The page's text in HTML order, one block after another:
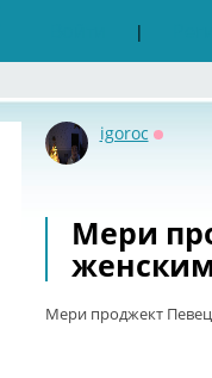
|
igoroc
Мери
Мери проджект